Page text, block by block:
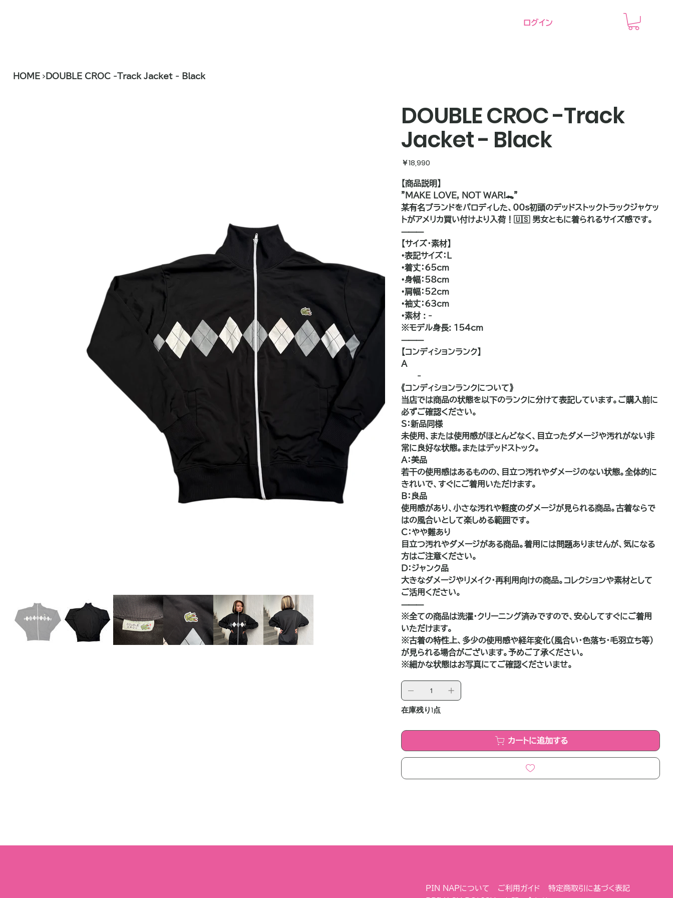
ログイン
HOME > DOUBLE CROC -Track Jacket - Black
DOUBLE CROC -Track
Jacket - Black
価
￥18,990
【商品説明】
"MAKE LOVE, NOT WAR!🐊"
某有名ブランドをパロディした、00s初頭のデッドストックトラックジャケッ
トがアメリカ買い付けより入荷！🇺🇸 男女ともに着られるサイズ感です。
⸻
【サイズ・素材】
•表記サイズ：L
•着丈：65cm
•身幅：58cm
•肩幅：52cm
•袖丈：63cm
•素材 : -
※モデル身長: 154cm
⸻
【コンディションランク】
A
——-
《コンディションランクについて》
当店では商品の状態を以下のランクに分けて表記しています。ご購入前に
必ずご確認ください。
S：新品同様
未使用、または使用感がほとんどなく、目立ったダメージや汚れがない非
常に良好な状態。またはデッドストック。
A：美品
若干の使用感はあるものの、目立つ汚れやダメージのない状態。全体的に
きれいで、すぐにご着用いただけます。
B：良品
使用感があり、小さな汚れや軽度のダメージが見られる商品。古着ならで
はの風合いとして楽しめる範囲です。
C：やや難あり
目立つ汚れやダメージがある商品。着用には問題ありませんが、気になる
方はご注意ください。
D：ジャンク品
大きなダメージやリメイク・再利用向けの商品。コレクションや素材として
ご活用ください。
⸻
※全ての商品は洗濯・クリーニング済みですので、安心してすぐにご着用
いただけます。
※古着の特性上、多少の使用感や経年変化（風合い・色落ち・毛羽立ち等）
が見られる場合がございます。予めご了承ください。
※細かな状態はお写真にてご確認くださいませ。
在庫残り1点
カートに追加する
PIN NAPについて ご利用ガイド
特定商取引に基づく表記